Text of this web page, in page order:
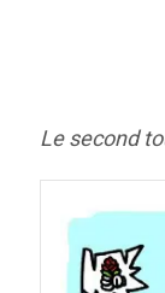
Le second